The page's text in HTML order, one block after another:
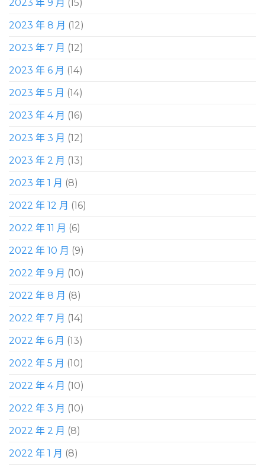
2023 年 9 月 (15)
2023 年 8 月 (12)
2023 年 7 月 (12)
2023 年 6 月 (14)
2023 年 5 月 (14)
2023 年 4 月 (16)
2023 年 3 月 (12)
2023 年 2 月 (13)
2023 年 1 月 (8)
2022 年 12 月 (16)
2022 年 11 月 (6)
2022 年 10 月 (9)
2022 年 9 月 (10)
2022 年 8 月 (8)
2022 年 7 月 (14)
2022 年 6 月 (13)
2022 年 5 月 (10)
2022 年 4 月 (10)
2022 年 3 月 (10)
2022 年 2 月 (8)
2022 年 1 月 (8)